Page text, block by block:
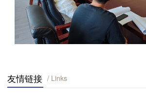
友情链接 / Links